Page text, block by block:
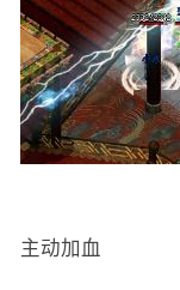
主动加血